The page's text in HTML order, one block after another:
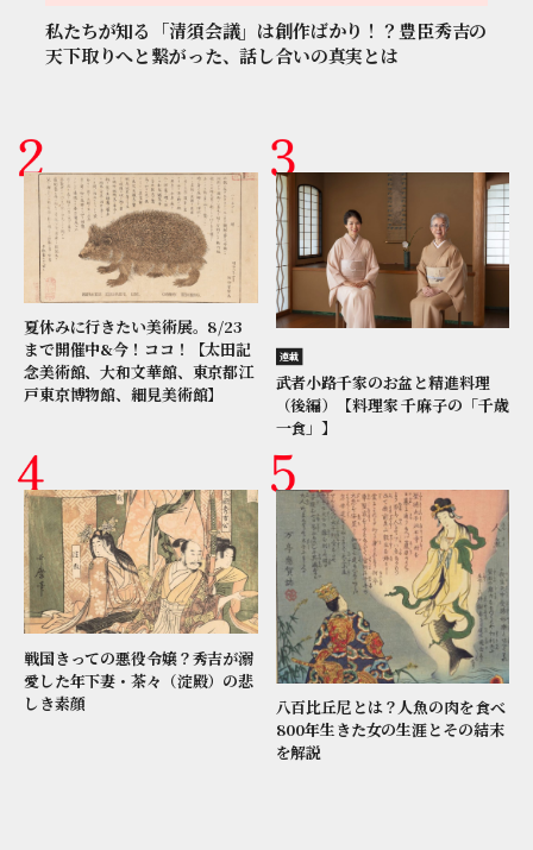
私たちが知る「清須会議」は創作ばかり！？豊臣秀吉の
天下取りへと繋がった、話し合いの真実とは
夏休みに行きたい美術展。8/23
まで開催中&今！ココ！【太田記
念美術館、大和文華館、東京都江
戸東京博物館、細見美術館】
連載
武者小路千家のお盆と精進料理
（後編）【料理家 千麻子の「千歳
一食」】
戦国きっての悪役令嬢？秀吉が溺
愛した年下妻・茶々（淀殿）の悲
しき素顔
八百比丘尼とは？人魚の肉を食べ
800年生きた女の生涯とその結末
を解説